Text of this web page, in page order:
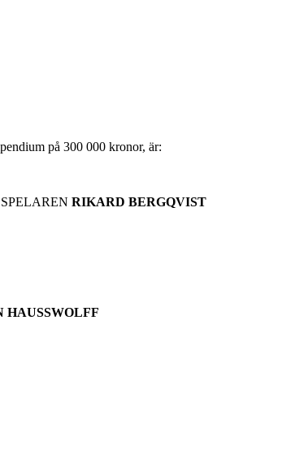
på 300 000 kronor, är:
RIKARD BERGQVIST
HAUSSWOLFF